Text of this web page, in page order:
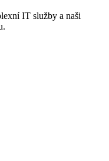
IT služby a naši